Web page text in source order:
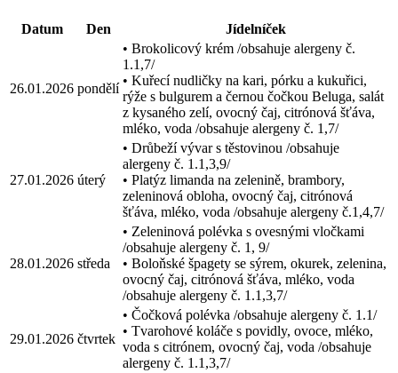
Datum Den Jídelníček
26.01.2026 pondělí
• Brokolicový krém /obsahuje alergeny č.
1.1,7/
• Kuřecí nudličky na kari, pórku a kukuřici,
rýže s bulgurem a černou čočkou Beluga, salát
z kysaného zelí, ovocný čaj, citrónová šťáva,
mléko, voda /obsahuje alergeny č. 1,7/
27.01.2026 úterý
• Drůbeží vývar s těstovinou /obsahuje
alergeny č. 1.1,3,9/
• Platýz limanda na zelenině, brambory,
zeleninová obloha, ovocný čaj, citrónová
šťáva, mléko, voda /obsahuje alergeny č.1,4,7/
28.01.2026 středa
• Zeleninová polévka s ovesnými vločkami
/obsahuje alergeny č. 1, 9/
• Boloňské špagety se sýrem, okurek, zelenina,
ovocný čaj, citrónová šťáva, mléko, voda
/obsahuje alergeny č. 1.1,3,7/
29.01.2026 čtvrtek
• Čočková polévka /obsahuje alergeny č. 1.1/
• Tvarohové koláče s povidly, ovoce, mléko,
voda s citrónem, ovocný čaj, voda /obsahuje
alergeny č. 1.1,3,7/